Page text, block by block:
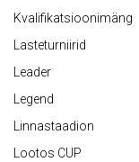
Kvalifikatsioonimäng
Lasteturniirid
Leader
Legend
Linnastaadion
Lootos CUP